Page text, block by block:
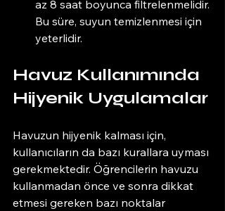
az 8 saat boyunca filtrelenmelidir.
Bu süre, suyun temizlenmesi için
yeterlidir.
Havuz Kullanımında
Hijyenik Uygulamalar
Havuzun hijyenik kalması için,
kullanıcıların da bazı kurallara uyması
gerekmektedir. Öğrencilerin havuzu
kullanmadan önce ve sonra dikkat
etmesi gereken bazı noktalar